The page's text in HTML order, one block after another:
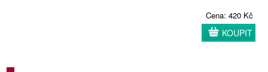
Cena: 420 Kč
KOUPIT